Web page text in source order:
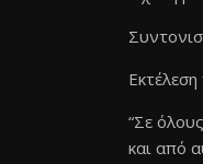
“Σε
και από